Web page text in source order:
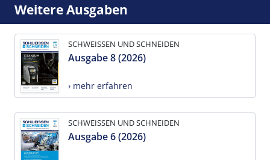
Weitere Ausgaben
SCHWEISSEN UND SCHNEIDEN
Ausgabe 8 (2026)
› mehr erfahren
SCHWEISSEN UND SCHNEIDEN
Ausgabe 6 (2026)